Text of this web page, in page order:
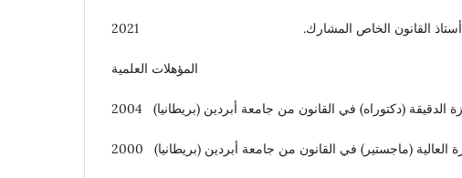
أستاذ القانون الخاص المشارك. 2021
المؤهلات العلمية